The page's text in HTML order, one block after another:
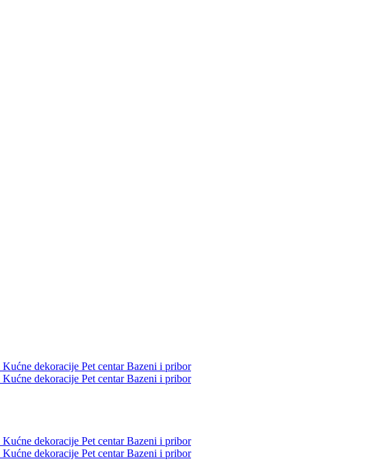
Kućne dekoracije Pet centarBazeni i pribor
Kućne dekoracije Pet centarBazeni i pribor
Kućne dekoracije Pet centarBazeni i pribor
Kućne dekoracije Pet centarBazeni i pribor